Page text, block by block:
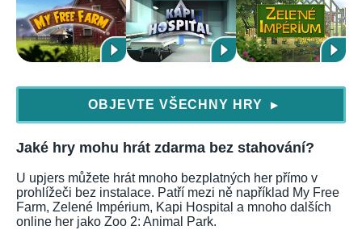
OBJEVTE VŠECHNY HRY ▶
Jaké hry mohu hrát zdarma bez stahování?
U upjers můžete hrát mnoho bezplatných her přímo v
prohlížeči bez instalace. Patří mezi ně například My Free
Farm, Zelené Impérium, Kapi Hospital a mnoho dalších
online her jako Zoo 2: Animal Park.